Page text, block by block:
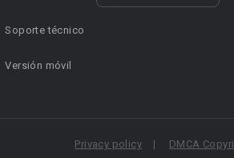
Soporte técnico
Versión móvil
Privacy policy DMCA